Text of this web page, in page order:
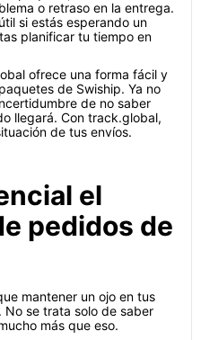
o retraso en la entrega.
si estás esperando un
planificar tu tiempo en
ofrece una forma fácil y
de Swiship. Ya no
de no saber
llegará. Con track.global,
de tus envíos.
el
pedidos de
mantener un ojo en tus
No se trata solo de saber
más que eso.